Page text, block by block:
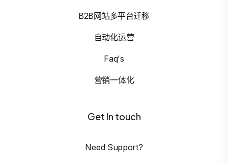
B2B网站多平台迁移
自动化运营
Faq's
营销一体化
Get In touch
Need Support?